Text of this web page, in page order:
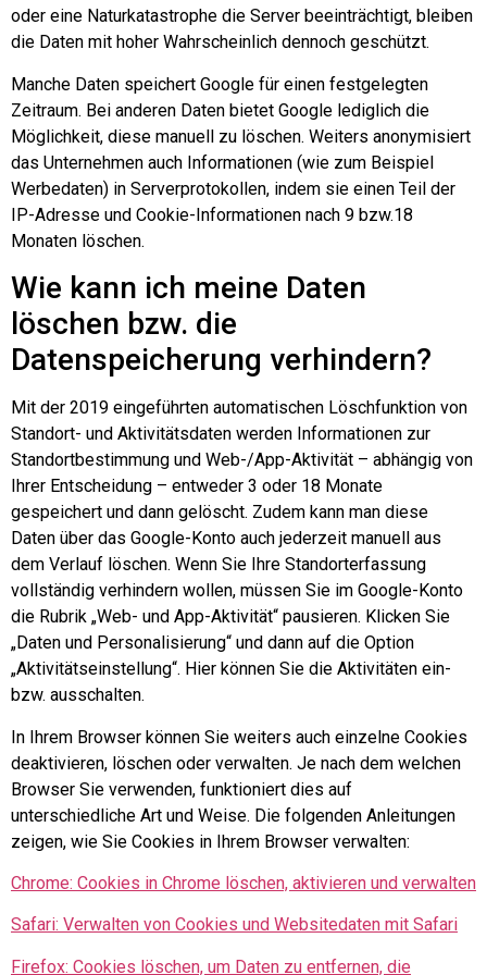
oder eine Naturkatastrophe die Server beeinträchtigt, bleiben
die Daten mit hoher Wahrscheinlich dennoch geschützt.
Manche Daten speichert Google für einen festgelegten
Zeitraum. Bei anderen Daten bietet Google lediglich die
Möglichkeit, diese manuell zu löschen. Weiters anonymisiert
das Unternehmen auch Informationen (wie zum Beispiel
Werbedaten) in Serverprotokollen, indem sie einen Teil der
IP-Adresse und Cookie-Informationen nach 9 bzw.18
Monaten löschen.
Wie kann ich meine Daten
löschen bzw. die
Datenspeicherung verhindern?
Mit der 2019 eingeführten automatischen Löschfunktion von
Standort- und Aktivitätsdaten werden Informationen zur
Standortbestimmung und Web-/App-Aktivität – abhängig von
Ihrer Entscheidung – entweder 3 oder 18 Monate
gespeichert und dann gelöscht. Zudem kann man diese
Daten über das Google-Konto auch jederzeit manuell aus
dem Verlauf löschen. Wenn Sie Ihre Standorterfassung
vollständig verhindern wollen, müssen Sie im Google-Konto
die Rubrik „Web- und App-Aktivität“ pausieren. Klicken Sie
„Daten und Personalisierung“ und dann auf die Option
„Aktivitätseinstellung“. Hier können Sie die Aktivitäten ein-
bzw. ausschalten.
In Ihrem Browser können Sie weiters auch einzelne Cookies
deaktivieren, löschen oder verwalten. Je nach dem welchen
Browser Sie verwenden, funktioniert dies auf
unterschiedliche Art und Weise. Die folgenden Anleitungen
zeigen, wie Sie Cookies in Ihrem Browser verwalten:
Chrome: Cookies in Chrome löschen, aktivieren und verwalten
Safari: Verwalten von Cookies und Websitedaten mit Safari
Firefox: Cookies löschen, um Daten zu entfernen, die